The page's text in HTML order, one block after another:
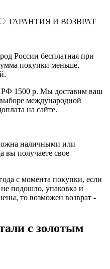
ГАРАНТИЯ И ВОЗВРАТ
России бесплатная при
покупки меньше,
РФ 1500 р. Мы доставим ваш
международной
на сайте.
наличными или
вы получаете свое
с момента покупки, если
подошло, упаковка и
то возможен возврат -
с золотым